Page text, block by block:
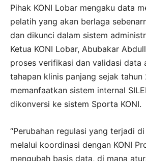
Pihak KONI Lobar mengaku data
pelatih yang akan berlaga
dan dikunci dalam sistem
Ketua KONI Lobar, Abubakar
proses verifikasi dan validasi data
tahapan klinis panjang sejak tahun
memanfaatkan sistem internal
dikonversi ke sistem Sporta KONI.
“Perubahan regulasi yang terjadi
melalui koordinasi dengan KONI
mengubah basis data, di mana